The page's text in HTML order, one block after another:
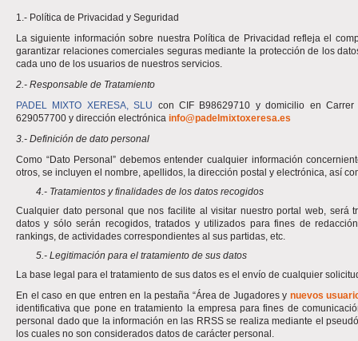
1.- Política de Privacidad y Seguridad
La siguiente información sobre nuestra Política de Privacidad refleja el
garantizar relaciones comerciales seguras mediante la protección de los
cada uno de los usuarios de nuestros servicios.
2.- Responsable de Tratamiento
PADEL MIXTO XERESA, SLU con CIF B98629710 y domicilio en Carrer
629057700 y dirección electrónica info@padelmixtoxeresa.es
3.- Definición de dato personal
Como “Dato Personal” debemos entender cualquier información
otros, se incluyen el nombre, apellidos, la dirección postal y electrónica, así
4.- Tratamientos y finalidades de los datos recogidos
Cualquier dato personal que nos facilite al visitar nuestro portal web, será
datos y sólo serán recogidos, tratados y utilizados para fines de
rankings, de actividades correspondientes al sus partidas, etc.
5.- Legitimación para el tratamiento de sus datos
La base legal para el tratamiento de sus datos es el envío de cualquier
En el caso en que entren en la pestaña “Área de Jugadores y nuevos
identificativa que pone en tratamiento la empresa para fines de
personal dado que la información en las RRSS se realiza mediante el
los cuales no son considerados datos de carácter personal.